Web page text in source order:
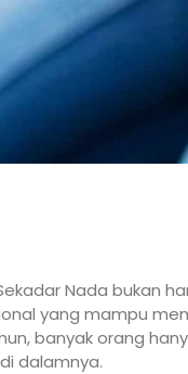
Nada bukan
yang mampu
banyak orang
dalamnya.